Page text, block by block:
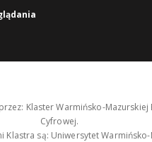
Klaster Warmińsko-Mazurskiej
Cyfrowej.
Klastra są: Uniwersytet